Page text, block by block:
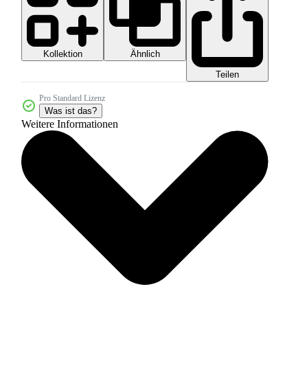
Kollektion
Ähnlich
Teilen
Pro Standard Lizenz
Was ist das?
Weitere Informationen